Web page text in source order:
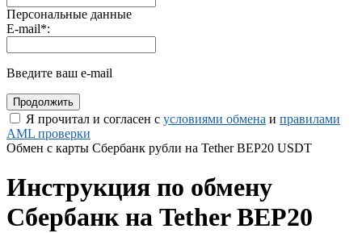
Персональные данные
E-mail*:
Введите ваш e-mail
Я прочитал и согласен с условиями обмена и правилами
AML проверки
Обмен с карты Сбербанк рубли на Tether BEP20 USDT
Инструкция по обмену
Сбербанк на Tether BEP20